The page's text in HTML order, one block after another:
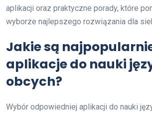
aplikacji oraz praktyczne porady, które
wyborze najlepszego rozwiązania dla
Jakie są
aplikacje do nauki
obcych?
Wybór odpowiedniej aplikacji do nauki